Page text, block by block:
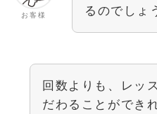
お客様
るのでしょ
回数よりも、レッ
だわることができ